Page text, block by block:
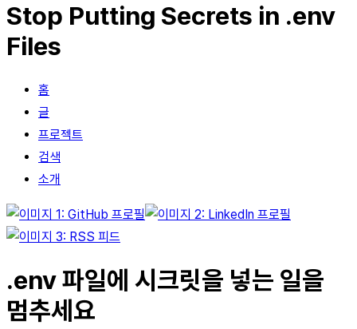
Stop Putting Secrets in .env
Files
홈
글
프로젝트
검색
소개
.env 파일에 시크릿을 넣는 일을
멈추세요